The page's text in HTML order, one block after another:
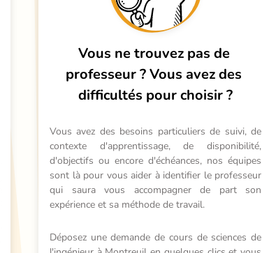
Vous ne trouvez pas de
professeur ?Vous avez des
difficultés pour choisir ?
Vous avez des besoins particuliers de suivi, de
contexte d'apprentissage, de disponibilité,
d'objectifs ou encore d'échéances, nos équipes
sont là pour vous aider à identifier le professeur
qui saura vous accompagner de part son
expérience et sa méthode de travail.
Déposez une demande de cours de sciences de